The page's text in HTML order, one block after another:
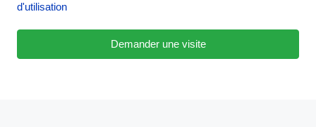
d'utilisation
Demander une visite